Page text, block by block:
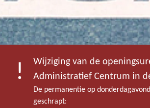
Wijziging van de
Administratief Centrum in
De permanentie op
geschrapt: